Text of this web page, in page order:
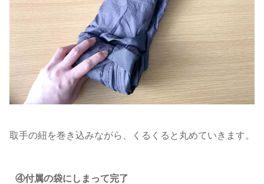
取手の紐を巻き込みながら、くるくると丸めていきます。
④付属の袋にしまって完了